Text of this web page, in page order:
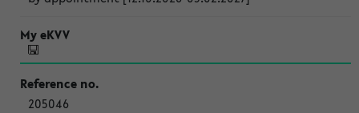
205046